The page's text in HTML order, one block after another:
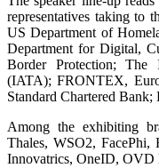
representatives taking to
US Department of
Department for Digital,
Border Protection; The
(IATA); FRONTEX,
Standard Chartered
Among the exhibiting
Thales, WSO2,
Innovatrics, OneID, OVD